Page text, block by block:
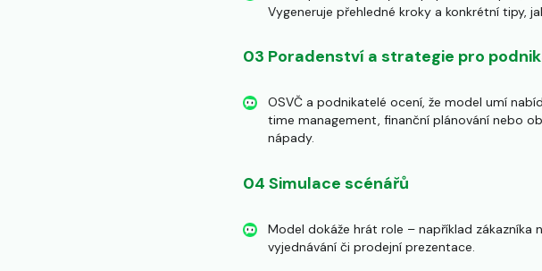
Vygeneruje přehledné kroky a konkrétní tipy,
03 Poradenství a strategie pro
OSVČ a podnikatelé ocení, že model umí
time management, finanční plánování nebo
nápady.
04 Simulace scénářů
Model dokáže hrát role – například
vyjednávání či prodejní prezentace.